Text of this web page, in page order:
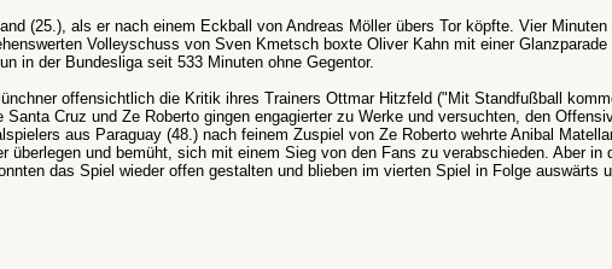
(25.), als er nach einem Eckball von Andreas Möller übers Tor köpfte. Vier
Volleyschuss von Sven Kmetsch boxte Oliver Kahn mit einer Glanzparade
in der Bundesliga seit 533 Minuten ohne Gegentor.
offensichtlich die Kritik ihres Trainers Ottmar Hitzfeld ("Mit Standfußball
Santa Cruz und Ze Roberto gingen engagierter zu Werke und versuchten, den
aus Paraguay (48.) nach feinem Zuspiel von Ze Roberto wehrte Anibal
überlegen und bemüht, sich mit einem Sieg von den Fans zu verabschieden. Aber in
das Spiel wieder offen gestalten und blieben im vierten Spiel in Folge auswärts